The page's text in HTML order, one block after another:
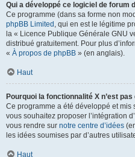
Qui a développé ce logiciel de forum
Ce programme (dans sa forme non
phpBB Limited , qui en est le légitime
la « Licence Publique Générale GNU
distribué gratuitement. Pour plus
« À propos de phpBB » (en anglais).
Haut
Pourquoi la fonctionnalité X n’est
Ce programme a été développé et mis
vous souhaitez proposer l’intégration
vous rendre sur notre centre d’idées
les idées soumises par d’autres
Haut